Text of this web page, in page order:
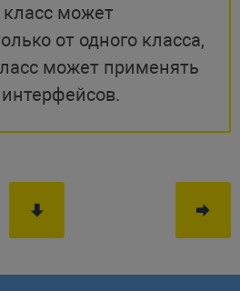
класс может
от одного класса,
может применять